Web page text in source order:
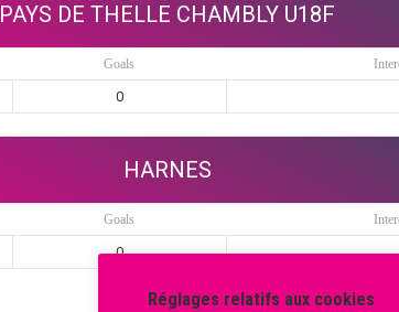
PAYS DE THELLE CHAMBLY U18F
Goals
0
HARNES
Goals
0
Réglages relatifs aux cookies